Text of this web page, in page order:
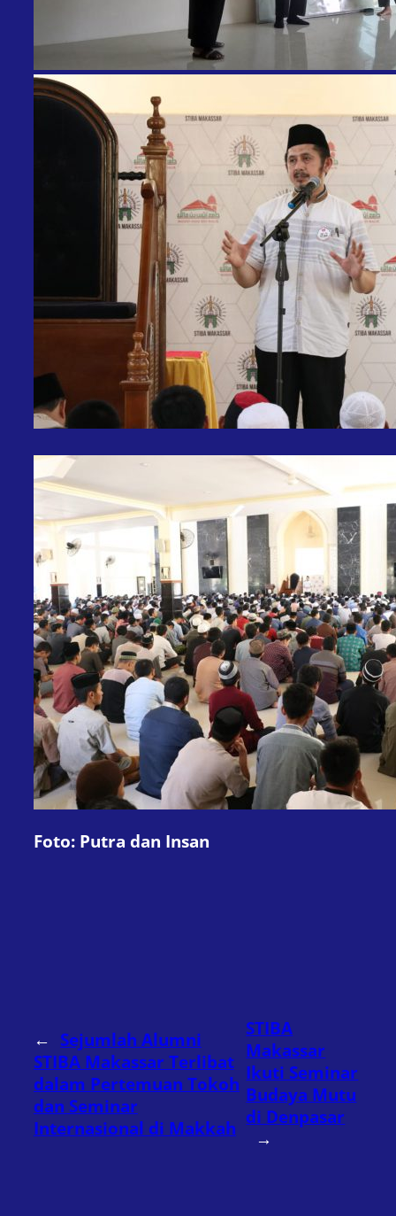
Foto: Putra dan Insan
← Sejumlah Alumni
STIBA Makassar Terlibat
dalam Pertemuan Tokoh
dan Seminar
Internasional di Makkah
STIBA
Makassar
Ikuti Seminar
Budaya Mutu
di Denpasar
→